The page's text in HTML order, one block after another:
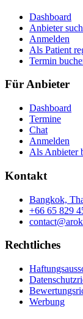
Dashboard
Anbieter
Anmelden
Als Patient
Termin
Für Anbieter
Dashboard
Termine
Chat
Anmelden
Als Anbieter
Kontakt
Bangkok,
+66 65 829
Rechtliches
Werbung